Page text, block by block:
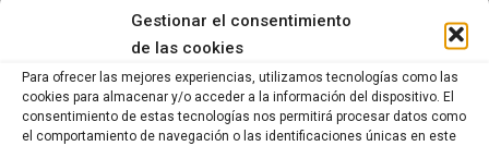
Gestionar el consentimiento
de las cookies
Para ofrecer las mejores experiencias, utilizamos tecnologías como las
cookies para almacenar y/o acceder a la información del dispositivo. El
consentimiento de estas tecnologías nos permitirá procesar datos como
el comportamiento de navegación o las identificaciones únicas en este
incluido
Comprar